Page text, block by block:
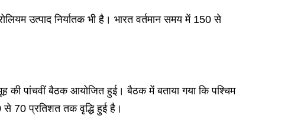
उत्पाद निर्यातक भी है। भारत वर्तमान समय में 150 से
की पांचवीं बैठक आयोजित हुई। बैठक में बताया गया कि पश्चिम
70 प्रतिशत तक वृद्धि हुई है।